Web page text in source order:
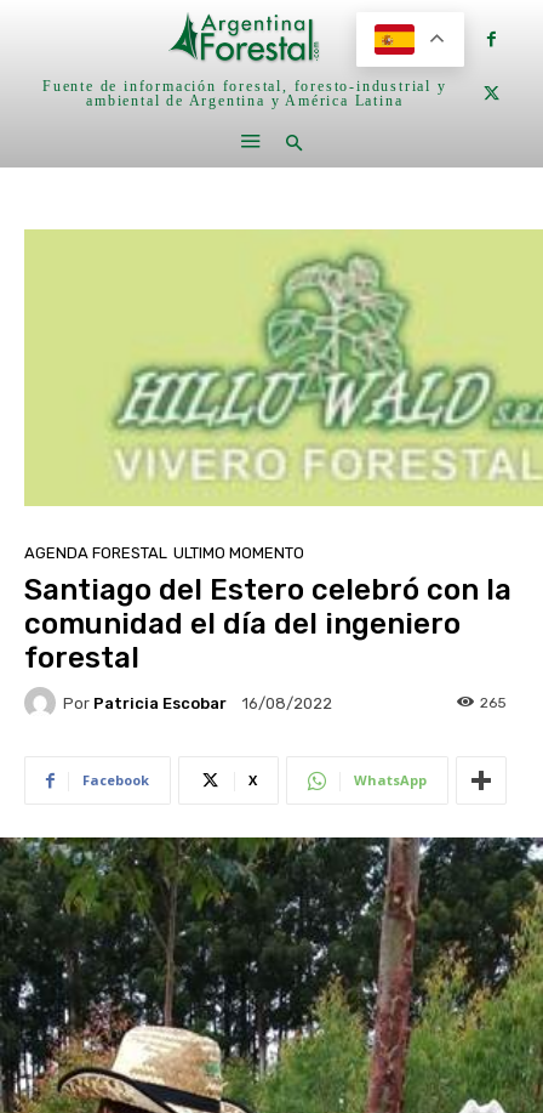
Fuente de información forestal, foresto-industrial y
ambiental de Argentina y América Latina
AGENDA FORESTAL ULTIMO MOMENTO
Santiago del Estero celebró con la
comunidad el día del ingeniero
forestal
Por Patricia Escobar 16/08/2022 265
Facebook X WhatsApp